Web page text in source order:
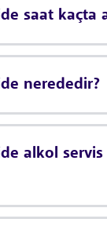
saat kaçta
nerededir?
alkol